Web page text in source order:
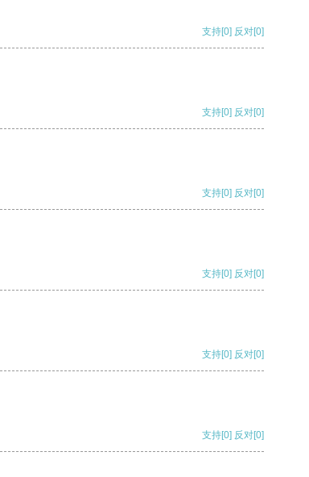
支持[0] 反对[0]
支持[0] 反对[0]
支持[0] 反对[0]
支持[0] 反对[0]
支持[0] 反对[0]
支持[0] 反对[0]